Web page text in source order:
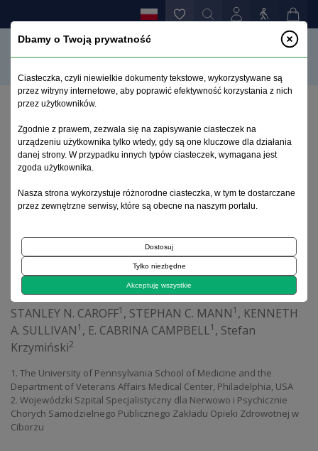
Archiwum 1992–2014
2004, tom 13, zeszyt 4
Późne dyskinezy
STANLEY N. CAROFF1 , STEPHAN C. MANN1 , KENNETH
A. SULLIVAN1 , E. CABRINA CAMPBELL1 , Stefan
Krzymiński2
1. The University of Pennsylvania School of Medicine and the
Department of Veterans Affairs Medical Center, Philadelphia, USA
2. Wojewódzki Szpital Specjalistyczny dla Nerwowo i Psychicznie
Chorych Samodzielnego Publicznego Zakładu Opieki Zdrowotnej w
Ciborzu
Dbamy o Twoją prywatność
Ciasteczka, czyli niewielkie dokumenty tekstowe, wykorzystywane są
przez witryny internetowe, aby poprawić efektywność korzystania z nich
przez użytkowników.
Zgodnie z prawem, zezwala się na zapisywanie ciasteczek na
urządzeniu użytkownika tylko wtedy, gdy są one kluczowe dla działania
danej strony. W przypadku innych typów ciasteczek, wymagana jest
zgoda użytkownika.
Nasza strona wykorzystuje różnorodne ciasteczka, w tym te dostarczane
przez zewnętrzne serwisy, które są obecne na naszym portalu.
Dostosuj
Tylko niezbędne
Akceptuję wszystkie